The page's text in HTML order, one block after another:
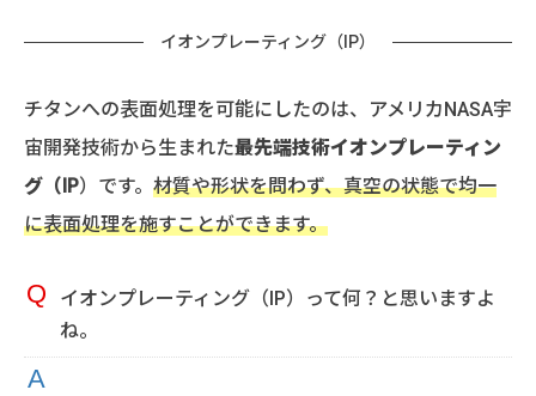
イオンプレーティング（IP）
チタンへの表面処理を可能にしたのは、アメリカNASA宇
宙開発技術から生まれた最先端技術イオンプレーティン
グ（IP）です。 材質や形状を問わず、真空の状態で均一
に表面処理を施すことができます。
イオンプレーティング（IP）って何？と思いますよ
ね。